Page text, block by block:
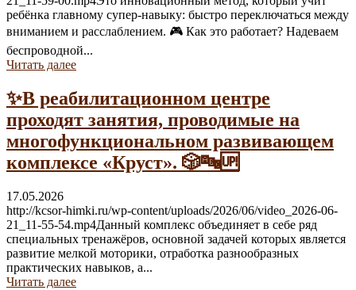
ребёнка главному супер-навыку: быстро переключаться между
вниманием и расслаблением. 🎮 Как это работает? Надеваем
беспроводной...
Читать далее
✨В реабилитационном центре
проходят занятия, проводимые на
многофункциональном развивающем
комплексе «Круст». 🎲🔤🆙
17.05.2026
http://kcsor-himki.ru/wp-content/uploads/2026/06/video_2026-06-
21_11-55-54.mp4Данный комплекс объединяет в себе ряд
специальных тренажёров, основной задачей которых является
развитие мелкой моторики, отработка разнообразных
практических навыков, а...
Читать далее